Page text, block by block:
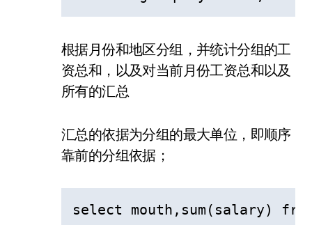
根据月份和地区分组，并统计分组的工
资总和，以及对当前月份工资总和以及
所有的汇总
汇总的依据为分组的最大单位，即顺序
靠前的分组依据；
select mouth,sum(salary) from